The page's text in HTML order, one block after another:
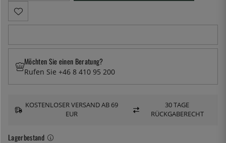
Lagerbestand
Möchten Sie einen Beratung?
Rufen Sie +46 8 410 95 200
KOSTENLOSER VERSAND AB 69
EUR
30 TAGE
RÜCKGABERECHT